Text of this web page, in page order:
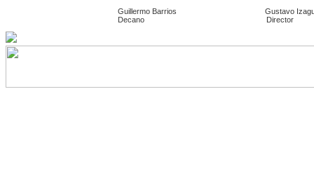
Guillermo Barrios Gustavo
Decano Director